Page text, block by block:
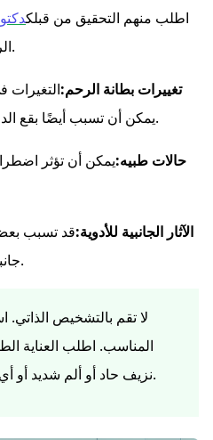
اطلب منهم التحقيق من قبلك
يمكن أن يسبب اكتشاف.
تغييرات بطانة الرحم:التغيرات
يمكن أن تسبب أيضًا بقع الدم. قد تحتاج إلى خزعة لتقييمها.
حالات طبيه:يمكن أن تؤثر
الآثار الجانبية للأدوية:قد تسبب بعض
جانبي. قم بفحصها من قبل طبيبك.
لا تقم بالتشخيص الذاتي.
المناسب. اطلب العناية
نزيف حاد أو ألم شديد أو أي أعراض أخرى مثيرة للقلق.